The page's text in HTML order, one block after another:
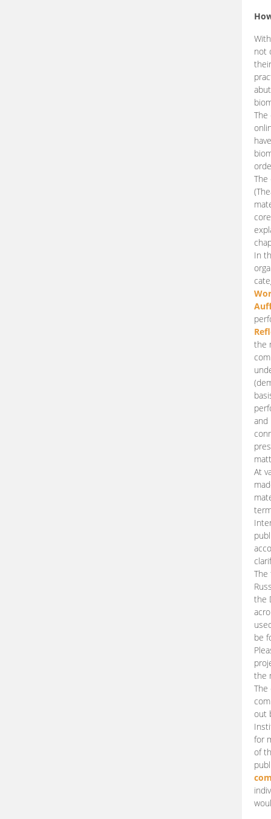
not
The
In
the
and
At
The
the
be
the
The
out
for
of